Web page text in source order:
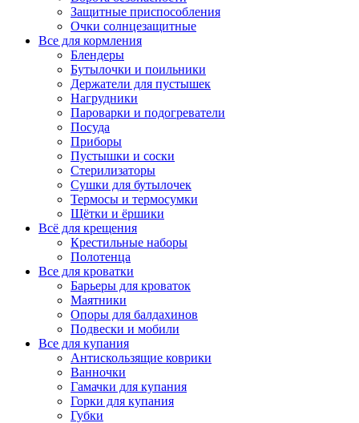
Защитные приспособления
Очки солнцезащитные
Все для кормления
Блендеры
Бутылочки и поильники
Держатели для пустышек
Нагрудники
Пароварки и подогреватели
Посуда
Приборы
Пустышки и соски
Стерилизаторы
Сушки для бутылочек
Термосы и термосумки
Щётки и ёршики
Всё для крещения
Крестильные наборы
Полотенца
Все для кроватки
Барьеры для кроваток
Маятники
Опоры для балдахинов
Подвески и мобили
Все для купания
Антискользящие коврики
Ванночки
Гамачки для купания
Горки для купания
Губки